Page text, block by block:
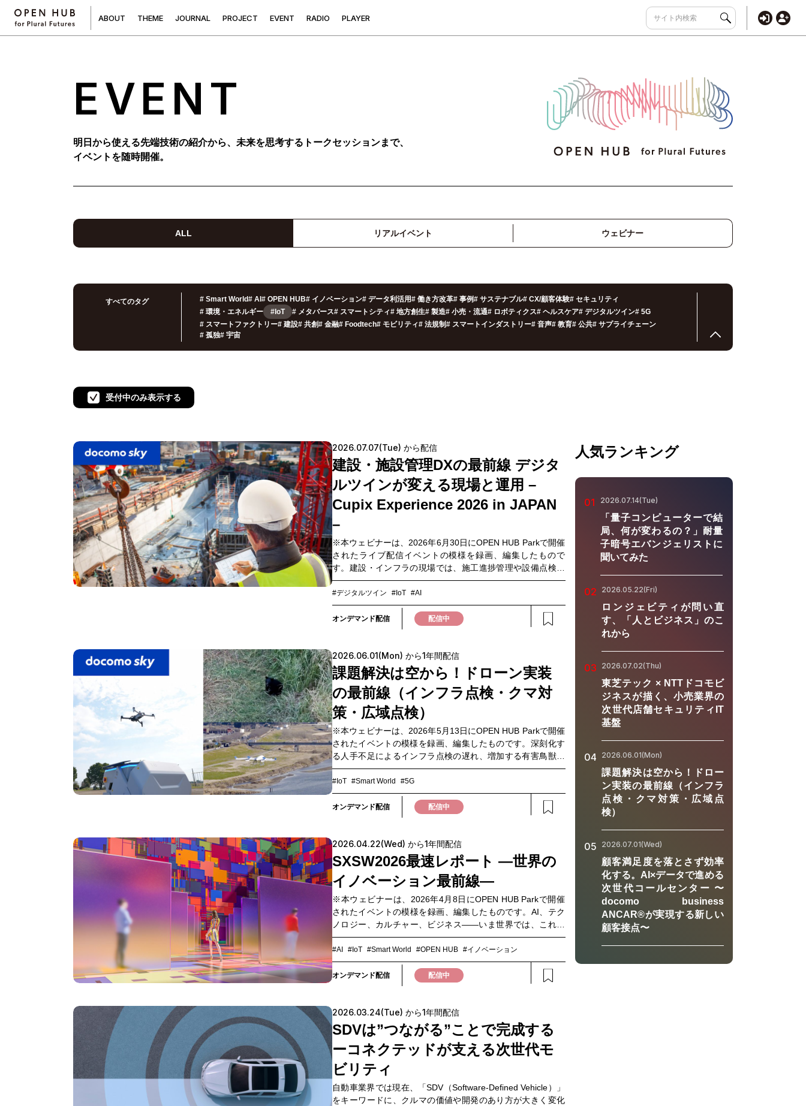
ABOUT THEME JOURNAL PROJECT EVENT RADIO PLAYER
EVENT
明日から使える先端技術の紹介から、未来を思考するトークセッションまで、
イベントを随時開催。
ALL リアルイベント ウェビナー
すべてのタグ # Smart World# AI # OPEN HUB# イノベーション# データ利活用# 働き方改革# 事例# サステナブル# CX/顧客体験# セキュリティ
# 環境・エネルギー #IoT # メタバース# スマートシティ# 地方創生# 製造# 小売・流通# ロボティクス# ヘルスケア# デジタルツイン# 5G
# スマートファクトリー# 建設# 共創# 金融# Foodtech# モビリティ# 法規制# スマートインダストリー# 音声# 教育# 公共# サプライチェーン
# 孤独# 宇宙
受付中のみ表示する
2026.07.07(Tue) から配信
建設・施設管理DXの最前線 デジタ
ルツインが変える現場と運用 –
Cupix Experience 2026 in JAPAN
–
※本ウェビナーは、2026年6月30日にOPEN HUB Parkで開催
されたライブ配信イベントの模様を録画、編集したもので
す。建設・インフラの現場では、施工進捗管理や設備点検、
施設保全において、人手不足や移動工数の増加、熟練者依存
など、現場運用の課題が年々深刻化しています。こうした課
題に対する新たな打ち手として注目されているのが、360°カ
メラやドローンを活用し、“現場を誰でも簡単に記録・共有で
きる”デジタルツインプラットフォームです。本ウェビナーで
全業務における実践的なデジタルツイン活用について、
CupixWorksの導入事例を交えながら分かりやすく解説しま
す。さらに、生成AIとの連携によって広がる、これからの現
場運用の可能性についてもご紹介します。「現場に行かなけ
れば分からない」をどう変えていくのか。業務効率化や省人
化、遠隔管理の高度化に取り組まれている方はもちろん、次
の現場運用のあり方を検討したい方にもおすすめの内容で
す。ぜひご視聴ください。▼このような方におすすめ・施工
管理業務を効率化・標準化したい方・複数の建設現場を遠隔
から確認したい方・BIMデータを効率的に活用したい方・イ
ンフラ保全や施設管理を効率化させたい方
#デジタルツイン #IoT #AI
オンデマンド配信 配信中
2026.06.01(Mon) から1年間配信
課題解決は空から！ドローン実装
の最前線（インフラ点検・クマ対
策・広域点検）
※本ウェビナーは、2026年5月13日にOPEN HUB Parkで開催
されたイベントの模様を録画、編集したものです。深刻化す
る人手不足によるインフラ点検の遅れ、増加する有害鳥獣被
害。現場では今、これらの課題に対して 「ドローンをどう実
装するか」 が問われています。本ウェビナーでは、インフラ
点検とクマ対策の2つの実装ユースケースを軸に、ドローン活
用が実務レベルでどのように進み始めているのかを紹介しま
す。実装の鍵となるのは、LTE上空利用プランをはじめとし
を確保し、「使い続けられる」ドローン運用をどう実現する
のか。ユースケースと技術の両面から、現場視点で紐解きま
す。ドローン活用を次のステージへ進めたい方におすすめの
内容です。ぜひご視聴ください。▼このような方におすす
め・クマ対策・獣害対策の実装事例を知りたい方・点検業務
へのドローン導入を検討フェーズから前進させたい方・PoC
止まりにしないドローン活用を目指す方・LTE上空利用など
広域点検の最前線を知りたい方
#IoT #Smart World #5G
オンデマンド配信 配信中
2026.04.22(Wed) から1年間配信
SXSW2026最速レポート ―世界の
イノベーション最前線―
※本ウェビナーは、2026年4月8日にOPEN HUB Parkで開催
されたイベントの模様を録画、編集したものです。AI、テク
ノロジー、カルチャー、ビジネス——いま世界では、これら
が融合しながら新しい産業や価値が生まれています。 その最
前線を体感できるのが「SXSW（サウス・バイ・サウスウエ
スト）」です。 2026年も3月12日～18日に米国テキサス州オ
ースティンで開催され、世界中から企業、スタートアップ、
研究者、クリエイターが集まり、AIやテクノロジー、社会、
げられました。本ウェビナーでは、STYLUSの秋元陸氏を迎
え、今年の主要テーマや現地でのブランドアクティベーショ
ンを中心に、SXSW2026注目ポイントのレポートをお届けし
ます。現地の熱量とともに、トレンドやマーケティングのヒ
ントを効率よくキャッチアップできる内容です。ぜひご視聴
ください。▼このような方におすすめ・新規事業・事業企
画・経営企画の担当者・AIやテクノロジーの未来トレンドを
把握したい方・グローバルカンファレンスの情報を効率よく
#AI #IoT #Smart World #OPEN HUB #イノベーション
オンデマンド配信 配信中
2026.03.24(Tue) から1年間配信
SDVは”つながる”ことで完成する
ーコネクテッドが支える次世代モ
ビリティ
自動車業界では現在、「SDV（Software-Defined Vehicle）」
をキーワードに、クルマの価値や開発のあり方が大きく変化
人気ランキング
01 2026.07.14(Tue)
「量子コンピューターで結
局、何が変わるの？」耐量
子暗号エバンジェリストに
聞いてみた
02 2026.05.22(Fri)
ロンジェビティが問い直
す、「人とビジネス」のこ
れから
03 2026.07.02(Thu)
東芝テック × NTTドコモビ
ジネスが描く、小売業界の
次世代店舗セキュリティIT
基盤
04 2026.06.01(Mon)
課題解決は空から！ドロー
ン実装の最前線（インフラ
点検・クマ対策・広域点
検）
05 2026.07.01(Wed)
顧客満足度を落とさず効率
化する。AI×データで進める
次世代コールセンター 〜
docomo business
ANCAR®が実現する新しい
顧客接点〜